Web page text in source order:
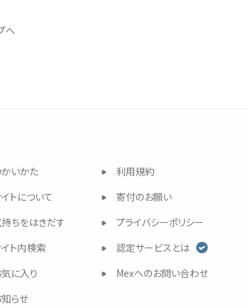
へ
いかた
トについて
ちをはきだす
ト内検索
気に入り
知らせ
利用規約
寄付のお願い
プライバシーポリシー
認定サービスとは
Mexへのお問い合わせ